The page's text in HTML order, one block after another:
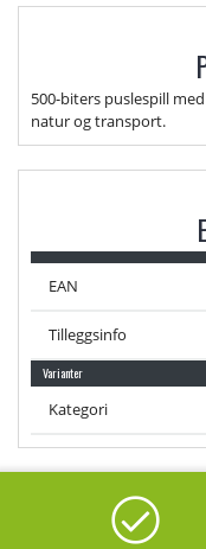
500-biters puslespill
natur og transport.
EAN
Tilleggsinfo
Varianter
Kategori